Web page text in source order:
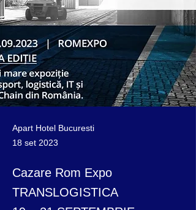
Apart Hotel Bucuresti
18 set 2023
Cazare Rom Expo
TRANSLOGISTICA